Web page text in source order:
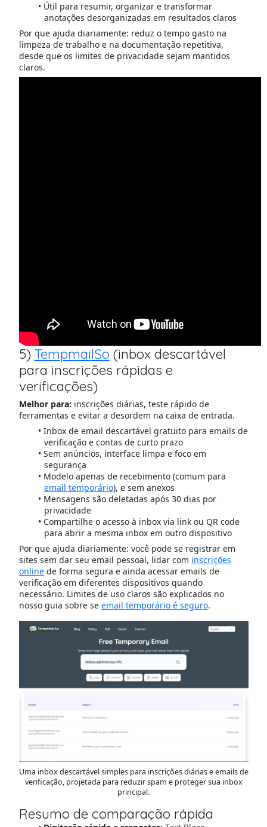
Útil para resumir, organizar e transformar
anotações desorganizadas em resultados claros
Por que ajuda diariamente: reduz o tempo gasto na
limpeza de trabalho e na documentação repetitiva,
desde que os limites de privacidade sejam mantidos
claros.
5) TempmailSo (inbox descartável
para inscrições rápidas e
verificações)
Melhor para: inscrições diárias, teste rápido de
ferramentas e evitar a desordem na caixa de entrada.
Inbox de email descartável gratuito para emails de
verificação e contas de curto prazo
Sem anúncios, interface limpa e foco em
segurança
Modelo apenas de recebimento (comum para
email temporário), e sem anexos
Mensagens são deletadas após 30 dias por
privacidade
Compartilhe o acesso à inbox via link ou QR code
para abrir a mesma inbox em outro dispositivo
Por que ajuda diariamente: você pode se registrar em
sites sem dar seu email pessoal, lidar com inscrições
onlinede forma segura e ainda acessar emails de
verificação em diferentes dispositivos quando
necessário. Limites de uso claros são explicados no
nosso guia sobre se email temporário é seguro.
Uma inbox descartável simples para inscrições diárias e emails de
verificação, projetada para reduzir spam e proteger sua inbox
principal.
Resumo de comparação rápida